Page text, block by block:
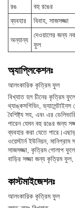
রঙ
বহু রঙের
ব্যবহার
বিবাহ, সাজসজ্জা
অন্যান্য
দেওয়ালের জন্য
ফুল
অ্যাপ্লিকেশনঃ
আলংকারিক কৃত্রিম ফুল
বিখ্যাত হল চীনের কৃত্রিম
থ্যাঙ্কসগিভিং,
বৈশিষ্ট্য সহ, এবং এর
পারেন যেমন বহু রঙের জন্য
ব্যবহার করা যেতে
ওয়েস্টার্ন ইউনিয়ন,
সাজসজ্জা, কৃত্রিম গোলাপ
বাড়ির সজ্জা জন্য কৃত্রিম ফুল,
কাস্টমাইজেশনঃ
আলংকারিক কৃত্রিম ফুল